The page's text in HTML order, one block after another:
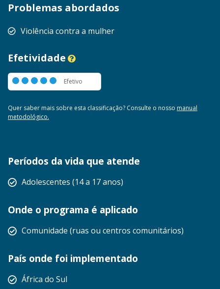
Problemas abordados
Violência contra a mulher
Efetividade
Efetivo
Efetivo
Quer saber mais sobre esta classificação? Consulte o nosso manual
metodológico.
Períodos da vida que atende
Adolescentes (14 a 17 anos)
Onde o programa é aplicado
Comunidade (ruas ou centros comunitários)
País onde foi implementado
África do Sul